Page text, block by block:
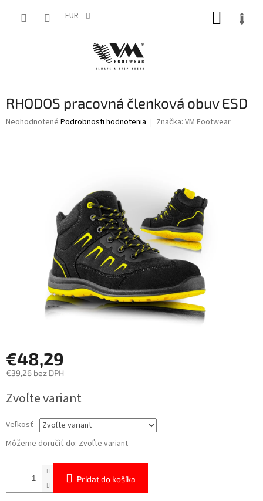
EUR
RHODOS pracovná členková obuv ESD
Priemerné
Neohodnotené Podrobnosti hodnotenia Značka: VM Footwear
€48,29
€39,26 bez DPH
cena:
Zvoľte variant
Veľkosť
Môžeme doručiť do: Zvoľte variant
Pridať do košíka